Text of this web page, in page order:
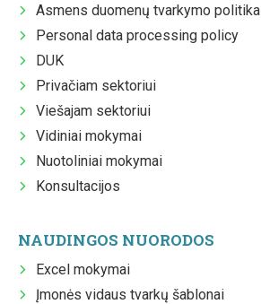
Asmens duomenų tvarkymo politika
Personal data processing policy
DUK
Privačiam sektoriui
Viešajam sektoriui
Vidiniai mokymai
Nuotoliniai mokymai
Konsultacijos
NAUDINGOS NUORODOS
Excel mokymai
Įmonės vidaus tvarkų šablonai